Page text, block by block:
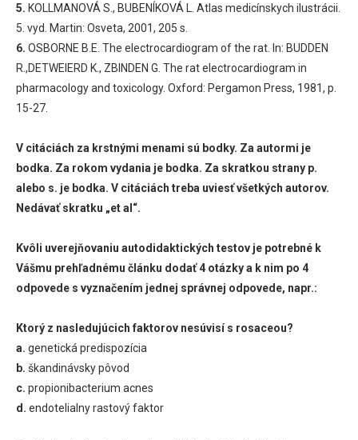
5. KOLLMANOVÁ S., BUBENÍKOVÁ L. Atlas medicínskych ilustrácii.
5. vyd. Martin: Osveta, 2001, 205 s.
6. OSBORNE B.E. The electrocardiogram of the rat. In: BUDDEN
R.,DETWEIERD K., ZBINDEN G. The rat electrocardiogram in
pharmacology and toxicology. Oxford: Pergamon Press, 1981, p.
15-27.
V citáciách za krstnými menami sú bodky. Za autormi je
bodka. Za rokom vydania je bodka. Za skratkou strany p.
alebo s. je bodka. V citáciách treba uviesť všetkých autorov.
Nedávať skratku „et al“.
Kvôli uverejňovaniu autodidaktických testov je potrebné k
Vášmu prehľadnému článku dodať 4 otázky a k nim po 4
odpovede s vyznačením jednej správnej odpovede, napr.:
Ktorý z nasledujúcich faktorov nesúvisí s rosaceou?
a. genetická predispozícia
b. škandinávsky pôvod
c. propionibacterium acnes
d. endotelialny rastový faktor